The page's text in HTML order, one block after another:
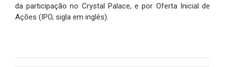
da participação no Crystal Palace, e por Oferta Inicial de
Ações (IPO, sigla em inglês).